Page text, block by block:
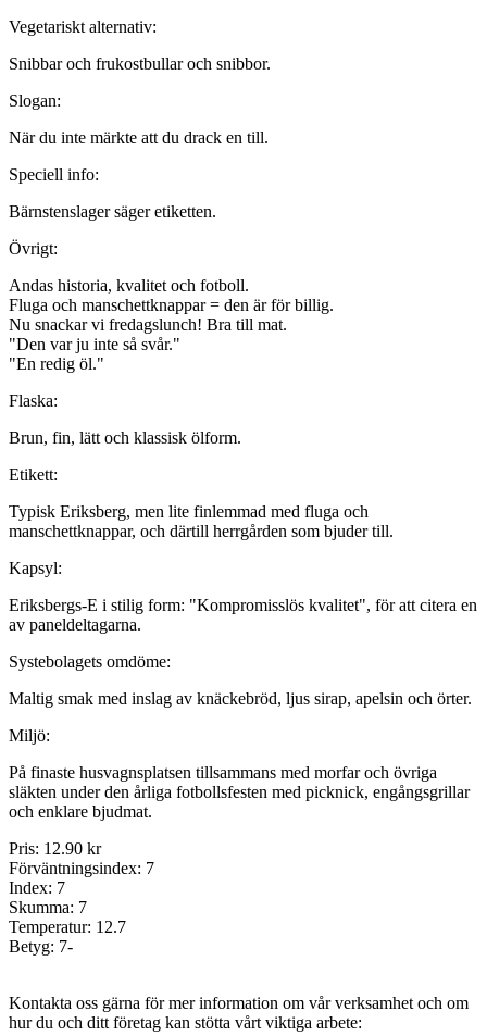
Vegetariskt alternativ:
Snibbar och frukostbullar och snibbor.
Slogan:
När du inte märkte att du drack en till.
Speciell info:
Bärnstenslager säger etiketten.
Övrigt:
Andas historia, kvalitet och fotboll.
Fluga och manschettknappar = den är för billig.
Nu snackar vi fredagslunch! Bra till mat.
"Den var ju inte så svår."
"En redig öl."
Flaska:
Brun, fin, lätt och klassisk ölform.
Etikett:
Typisk Eriksberg, men lite finlemmad med fluga och
manschettknappar, och därtill herrgården som bjuder till.
Kapsyl:
Eriksbergs-E i stilig form: "Kompromisslös kvalitet", för att citera en
av paneldeltagarna.
Systebolagets omdöme:
Maltig smak med inslag av knäckebröd, ljus sirap, apelsin och örter.
Miljö:
På finaste husvagnsplatsen tillsammans med morfar och övriga
släkten under den årliga fotbollsfesten med picknick, engångsgrillar
och enklare bjudmat.
Pris: 12.90 kr
Förväntningsindex: 7
Index: 7
Skumma: 7
Temperatur: 12.7
Betyg: 7-
Kontakta oss gärna för mer information om vår verksamhet och om
hur du och ditt företag kan stötta vårt viktiga arbete: